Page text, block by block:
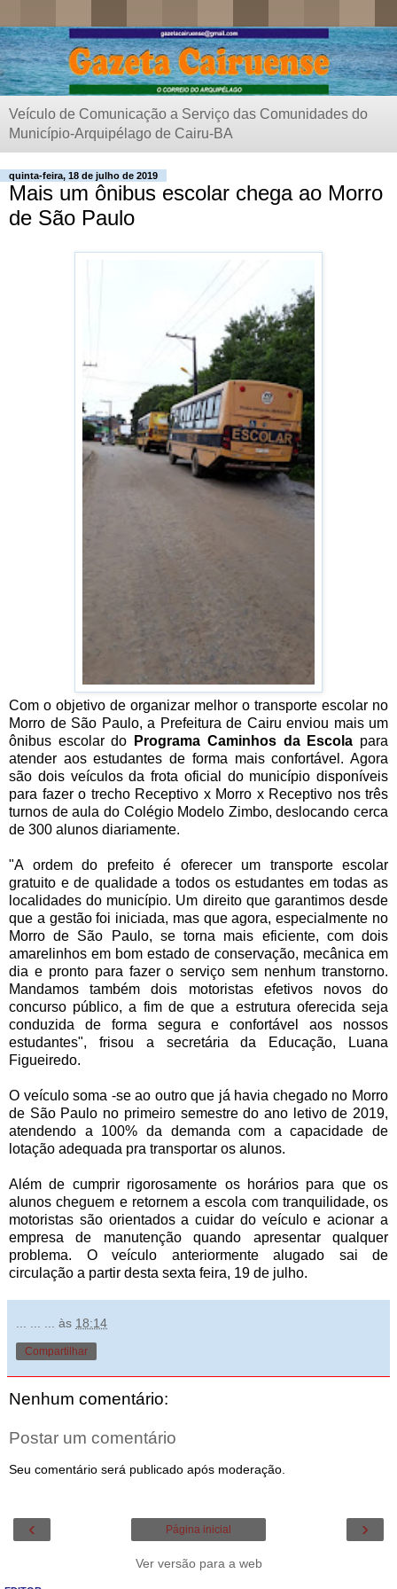
Veículo de Comunicação a Serviço das Comunidades do
Município-Arquipélago de Cairu-BA
quinta-feira, 18 de julho de 2019
Mais um ônibus escolar chega ao Morro
de São Paulo
Com o objetivo de organizar melhor o transporte escolar no
Morro de São Paulo, a Prefeitura de Cairu enviou mais um
ônibus escolar do
Programa Caminhos da Escola para
atender aos estudantes de forma mais confortável. Agora
são dois veículos da frota oficial do município disponíveis
para fazer o trecho Receptivo x Morro x Receptivo nos três
turnos de aula do Colégio Modelo Zimbo, deslocando cerca
de 300 alunos diariamente.
"A ordem do prefeito é oferecer um transporte escolar
gratuito e de qualidade a todos os estudantes em todas as
localidades do município. Um direito que garantimos desde
que a gestão foi iniciada, mas que agora, especialmente no
Morro de São Paulo, se torna mais eficiente, com dois
amarelinhos em bom estado de conservação, mecânica em
dia e pronto para fazer o serviço sem nenhum transtorno.
Mandamos também dois motoristas efetivos novos do
concurso público, a fim de que a estrutura oferecida seja
conduzida de forma segura e confortável aos nossos
estudantes", frisou a secretária da Educação, Luana
Figueiredo.
O veículo soma -se ao outro que já havia chegado no Morro
de São Paulo no primeiro semestre do ano letivo de 2019,
atendendo a 100% da demanda com a capacidade de
lotação adequada pra transportar os alunos.
Além de cumprir rigorosamente os horários para que os
alunos cheguem e retornem a escola com tranquilidade, os
motoristas são orientados a cuidar do veículo e acionar a
empresa de manutenção quando apresentar qualquer
problema. O veículo anteriormente alugado sai de
circulação a partir desta sexta feira, 19 de julho.
às 18:14
Compartilhar
Nenhum comentário:
Postar um comentário
Seu comentário será publicado após moderação.
‹ ›
Página inicial
Ver versão para a web